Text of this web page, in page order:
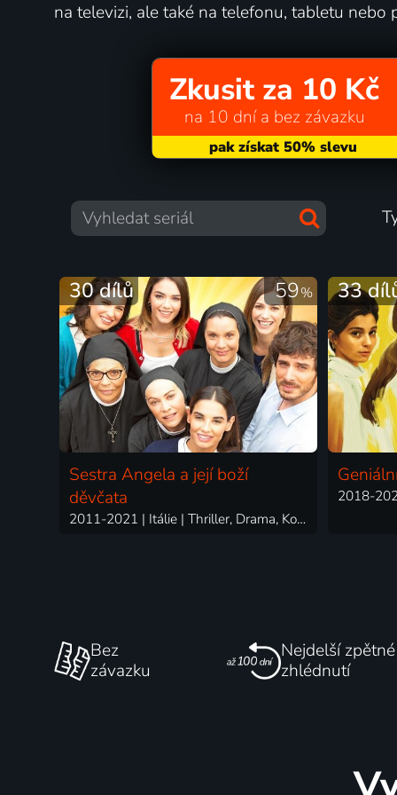
na televizi, ale také na telefonu, tabletu nebo
Zkusit za 10 Kč
na 10 dní a bez závazku
59%
30 dílů
Sestra Angela a její boží
děvčata
2011-2021 | Itálie | Thriller, Drama, Komedie, Mysteriózní
33
2018-
Bez
závazku
Nejdelší zpětné
zhlédnutí